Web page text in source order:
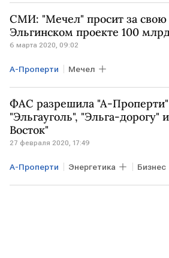
Промышленность Газпромбанк
продажи Эльгинское
СМИ: "Мечел" просит за
Эльгинском проекте 100
6 марта 2020, 09:02
А-Проперти Мечел
Эльгинское месторождение
Газпромбанк
ФАС разрешила "А-Проперти"
"Эльгауголь", "Эльга-дорогу"
Восток"
27 февраля 2020, 17:49
А-Проперти Энергетика Бизнес
Эльгауголь Мечел